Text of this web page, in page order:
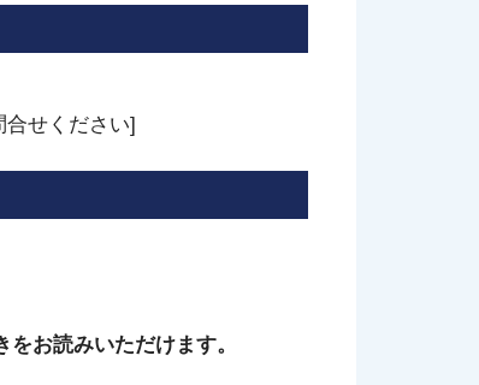
せください]
お読みいただけます。